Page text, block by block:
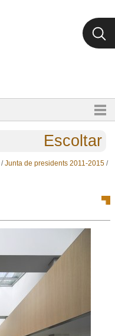
Escoltar
/Junta de presidents 2011-2015 /